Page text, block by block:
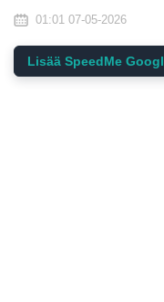
01:01 07-05-2026
Lisää SpeedMe